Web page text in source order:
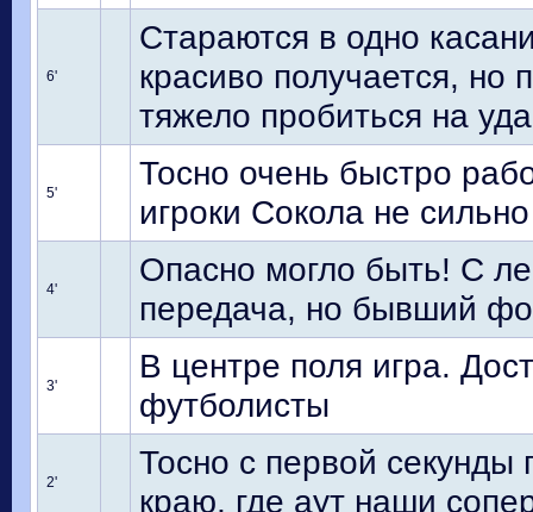
6'
Стараются в одно
красиво получается,
тяжело пробиться на
5'
Тосно очень быстро
игроки Сокола не
4'
Опасно могло быть! С
передача, но бывший
3'
В центре поля игра.
футболисты
2'
Тосно с первой
краю, где аут наши